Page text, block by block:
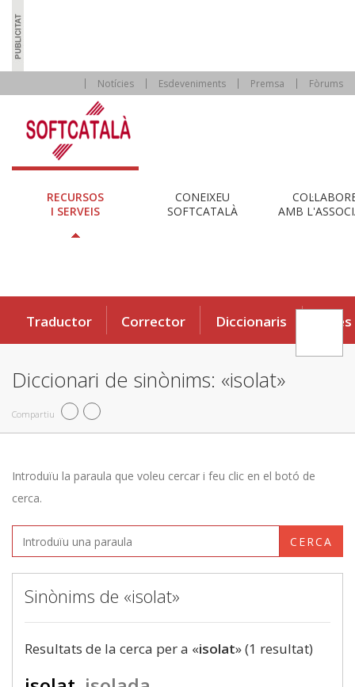
Notícies Esdeveniments Premsa Fòrums
RECURSOS
I SERVEIS
CONEIXEU
SOFTCATALÀ
AMB
Traductor Corrector Diccionaris Eines
Diccionari de sinònims: «isolat»
Compartiu
Introduïu la paraula que voleu cercar i feu clic en el botó de
cerca.
CERCA
Sinònims de «isolat»
Resultats de la cerca per a «isolat» (1 resultat)